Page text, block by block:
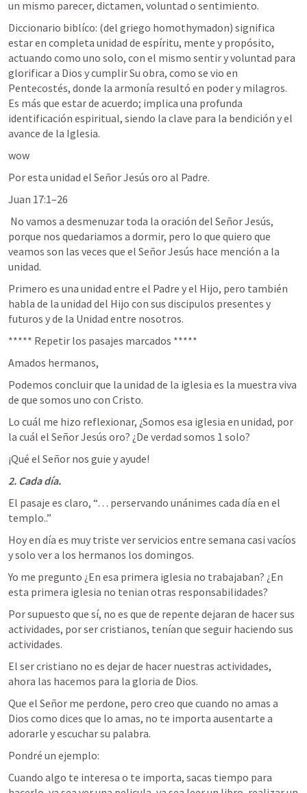
un mismo parecer, dictamen, voluntad o sentimiento.
Diccionario biblíco: (del griego homothymadon) significa
estar en completa unidad de espíritu, mente y propósito,
actuando como uno solo, con el mismo sentir y voluntad para
glorificar a Dios y cumplir Su obra, como se vio en
Pentecostés, donde la armonía resultó en poder y milagros.
Es más que estar de acuerdo; implica una profunda
identificación espiritual, siendo la clave para la bendición y el
avance de la Iglesia.
wow
Por esta unidad el Señor Jesús oro al Padre.
Juan 17:1–26
porque nos quedariamos a dormir, pero lo que quiero que
veamos son las veces que el Señor Jesús hace mención a la
unidad.
Primero es una unidad entre el Padre y el Hijo, pero también
habla de la unidad del Hijo con sus discipulos presentes y
futuros y de la Unidad entre nosotros.
***** Repetir los pasajes marcados *****
Amados hermanos,
Podemos concluir que la unidad de la iglesia es la muestra viva
de que somos uno con Cristo.
Lo cuál me hizo reflexionar, ¿Somos esa iglesia en unidad, por
la cuál el Señor Jesús oro? ¿De verdad somos 1 solo?
¡Qué el Señor nos guie y ayude!
2. Cada día.
El pasaje es claro, “… perservando unánimes cada día en el
templo..”
Hoy en día es muy triste ver servicios entre semana casi vacíos
y solo ver a los hermanos los domingos.
Yo me pregunto ¿En esa primera iglesia no trabajaban? ¿En
esta primera iglesia no tenian otras responsabilidades?
Por supuesto que sí, no es que de repente dejaran de hacer sus
actividades, por ser cristianos, tenían que seguir haciendo sus
actividades.
El ser cristiano no es dejar de hacer nuestras actividades,
ahora las hacemos para la gloria de Dios.
Que el Señor me perdone, pero creo que cuando no amas a
Dios como dices que lo amas, no te importa ausentarte a
adorarle y escuchar su palabra.
Pondré un ejemplo:
Cuando algo te interesa o te importa, sacas tiempo para